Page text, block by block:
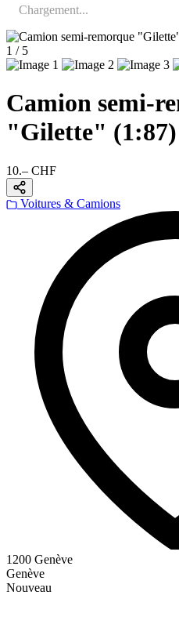
Chargement...
1 / 5
Camion semi-
"Gilette"
10.– CHF
Voitures & Camions
1200 Genève
Genève
Nouveau